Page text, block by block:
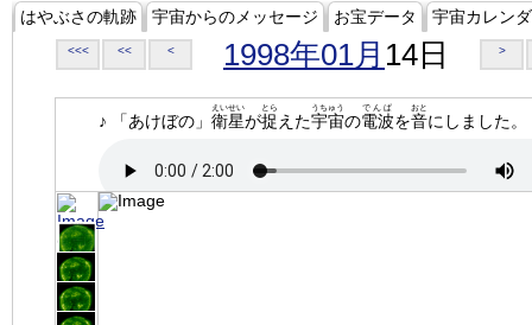
はやぶさの軌跡 宇宙からのメッセージ お宝データ 宇宙カレン
<<< << < 1998年01月 14日 >
♪ 「あけぼの」 衛星
えいせい
が捉
とら
えた宇宙
うちゅう
の電波
でんぱ
を音
おと
にしました。